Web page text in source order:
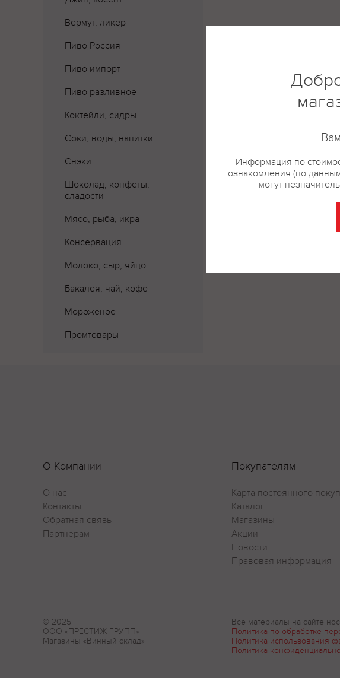
Вермут, ликер
Пиво Россия
Пиво импорт
Пиво разливное
Коктейли, сидры
Соки, воды, напитки
Снэки
Шоколад, конфеты,
сладости
Мясо, рыба, икра
Консервация
Молоко, сыр, яйцо
Бакалея, чай, кофе
Мороженое
Промтовары
О Компании
О нас
Контакты
Обратная связь
Партнерам
Покупателям
Карта постоянного
Каталог
Магазины
Акции
Новости
Правовая информация
© 2025
ООО «ПРЕСТИЖ ГРУПП»
Магазины «Винный склад»
Все материалы на сайте
Политика по обработке
Политика использования
Политика
Информация по
ознакомления (по
могут